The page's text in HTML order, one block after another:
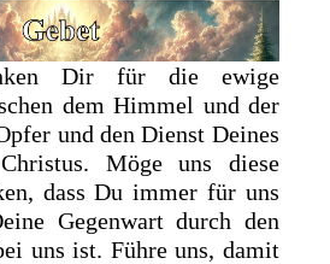
Dir für die ewige
dem Himmel und der
und den Dienst Deines
Möge uns diese
dass Du immer für uns
Gegenwart durch den
uns ist. Führe uns, damit